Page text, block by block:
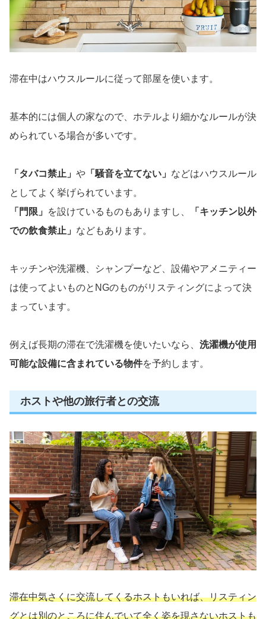
滞在中はハウスルールに従って部屋を使います。
基本的には個人の家なので、ホテルより細かなルールが決
められている場合が多いです。
「タバコ禁止」 や 「騒音を立てない」 などはハウスルール
としてよく挙げられています。
「門限」
を設けているものもありますし、
「キッチン以外
での飲食禁止」 などもあります。
キッチンや洗濯機、シャンプーなど、設備やアメニティー
は使ってよいものとNGのものがリスティングによって決
まっています。
例えば長期の滞在で洗濯機を使いたいなら、 洗濯機が使用
可能な設備に含まれている物件を予約します。
ホストや他の旅行者との交流
滞在中気さくに交流してくるホストもいれば、リスティン
グとは別のところに住んでいて全く姿を現さないホストも